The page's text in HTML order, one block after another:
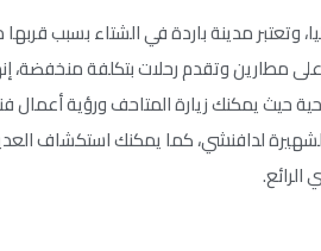
وتعتبر مدينة باردة في الشتاء بسبب
مطارين وتقدم رحلات بتكلفة منخفضة،
حيث يمكنك زيارة المتاحف ورؤية أعمال
لدافنشي، كما يمكنك استكشاف
الرائع.